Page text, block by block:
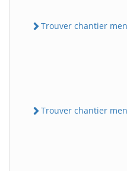
Trouver chantier
Trouver chantier